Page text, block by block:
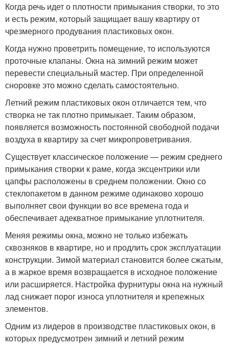
Когда речь идет о плотности примыкания створки, то это
и есть режим, который защищает вашу квартиру от
чрезмерного продувания пластиковых окон.
Когда нужно проветрить помещение, то используются
проточные клапаны. Окна на зимний режим может
перевести специальный мастер. При определенной
сноровке это можно сделать самостоятельно.
Летний режим пластиковых окон отличается тем, что
створка не так плотно примыкает. Таким образом,
появляется возможность постоянной свободной подачи
воздуха в квартиру за счет микропроветривания.
Существует классическое положение — режим среднего
примыкания створки к раме, когда эксцентрики или
цапфы расположены в среднем положении. Окно со
стеклопакетом в данном режиме одинаково хорошо
выполняет свои функции во все времена года и
обеспечивает адекватное примыкание уплотнителя.
Меняя режимы окна, можно не только избежать
сквозняков в квартире, но и продлить срок эксплуатации
конструкции. Зимой материал становится более сжатым,
а в жаркое время возвращается в исходное положение
или расширяется. Настройка фурнитуры окна на нужный
лад снижает порог износа уплотнителя и крепежных
элементов.
Одним из лидеров в производстве пластиковых окон, в
которых предусмотрен зимний и летний режим